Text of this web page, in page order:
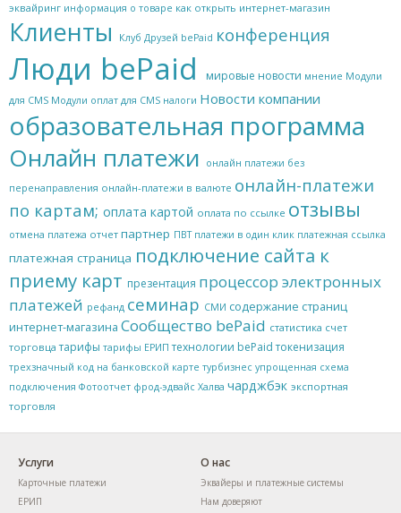
эквайринг информация о товаре как открыть интернет-магазин
Клиенты Клуб Друзей bePaid конференция
Люди bePaid мировые новости мнение Модули
для CMS Модули оплат для CMS налоги Новости компании
образовательная программа
Онлайн платежи
онлайн платежи без
перенаправления онлайн-платежи в валюте онлайн-платежи
по картам; оплата картой оплата по ссылке отзывы
отмена платежа отчет партнер ПВТ платежи в один клик платежная ссылка
платежная страница подключение сайта к
приему карт презентация процессор электронных
платежей рефанд семинар СМИ содержание страниц
интернет-магазина Сообщество bePaid статистика счет
торговца тарифы тарифы ЕРИП технологии bePaid токенизация
трехзначный код на банковской карте турбизнес упрощенная схема
подключения Фотоотчет фрод-эдвайс Халва чарджбэк экспортная
торговля
Услуги
Карточные платежи
ЕРИП
О нас
Эквайеры и платежные системы
Нам доверяют